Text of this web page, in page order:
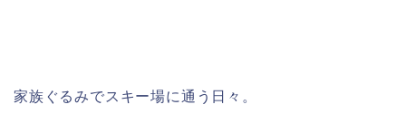
家族ぐるみでスキー場に通う日々。